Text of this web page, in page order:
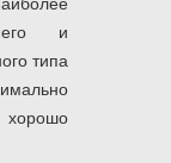
и
типа